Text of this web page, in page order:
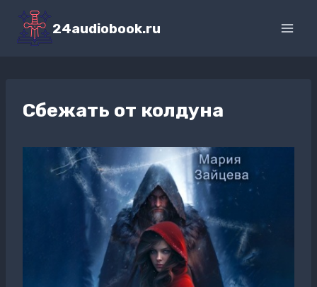
Перейти
содержимому
24audiobook.ru
Сбежать от колдуна